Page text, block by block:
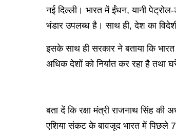
नई दिल्ली। भारत में ईंधन, यानी
भंडार उपलब्ध है। साथ ही, देश का
इसके साथ ही सरकार ने बताया कि
अधिक देशों को निर्यात कर रहा है तथा
बता दें कि रक्षा मंत्री राजनाथ सिंह की
एशिया संकट के बावजूद भारत में पिछले